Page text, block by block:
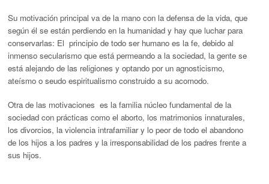
Su motivación principal va de la mano con la defensa de la vida, que
según él se están perdiendo en la humanidad y hay que luchar para
conservarlas: El principio de todo ser humano es la fe, debido al
inmenso secularismo que está permeando a la sociedad, la gente se
está alejando de las religiones y optando por un agnosticismo,
ateísmo o seudo espiritualismo construido a su acomodo.
Otra de las motivaciones es la familia núcleo fundamental de la
sociedad con prácticas como el aborto, los matrimonios innaturales,
los divorcios, la violencia intrafamiliar y lo peor de todo el abandono
de los hijos a los padres y la irresponsabilidad de los padres frente a
sus hijos.